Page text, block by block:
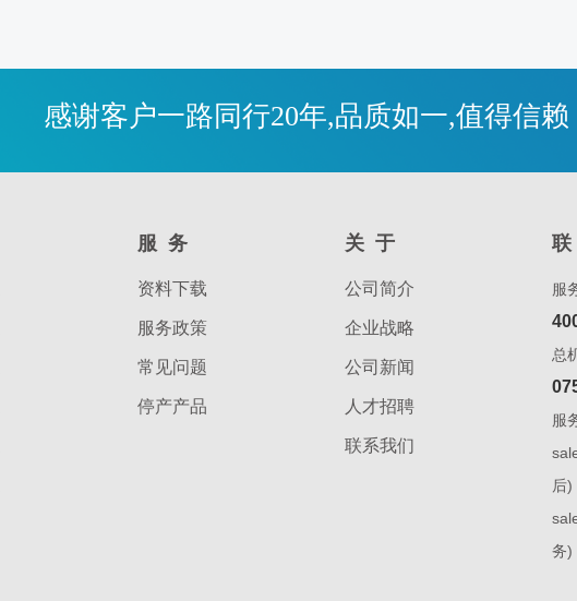
感谢客户一路同行20年,品质如一,值得信赖
服务
资料下载
服务政策
常见问题
停产产品
关于
公司简介
企业战略
公司新闻
人才招聘
联系我们
服
总
服
后)
务)